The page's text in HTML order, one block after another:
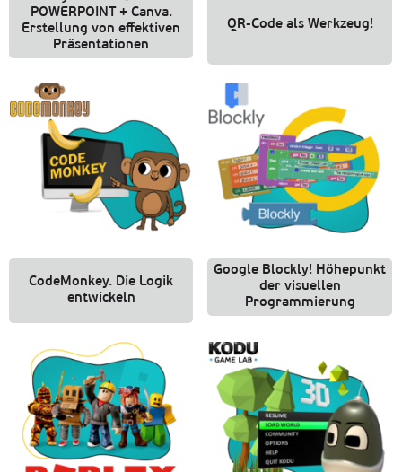
POWERPOINT + Canva.
Erstellung von effektiven
Präsentationen
QR-Code als Werkzeug!
CodeMonkey. Die Logik
entwickeln
Google Blockly! Höhepunkt
der visuellen
Programmierung